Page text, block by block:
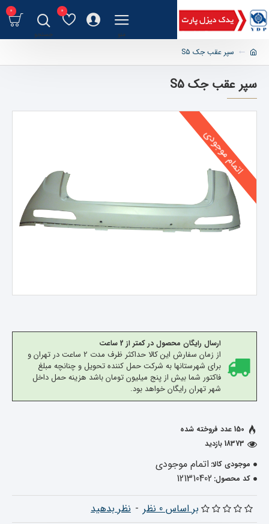
0
0
سپر عقب جک S5
سپر عقب جک S5
اتمام موجودی
ارسال رایگان محصول در کمتر از 2 ساعت
از زمان سفارش این کالا حداکثر ظرف مدت 2 ساعت در تهران و
برای شهرستانها به شرکت حمل کننده تحویل و چنانچه مبلغ
فاکتور شما بیش از پنج میلیون تومان باشد هزینه حمل داخل
شهر تهران رایگان خواهد بود.
موجودی کالا: اتمام موجودی
کد محصول: 121310402
150 عدد فروخته شده
18373 بازدید
بر اساس 0 نظر - نظر بدهید